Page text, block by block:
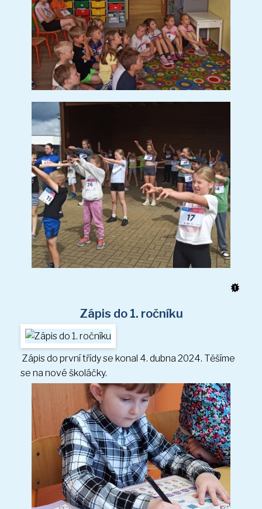
Dokumenty
Ke stažení
Fotogalerie
Svačinky
Polévky
Obědy
Akce a fotogalerie školní družiny
Platba za ŠD
Přihlašování do ŠD
Kontakt
Zápis do 1. ročníku
Zápis do první třídy se konal 4. dubna 2024. Těšíme
se na nové školáčky.